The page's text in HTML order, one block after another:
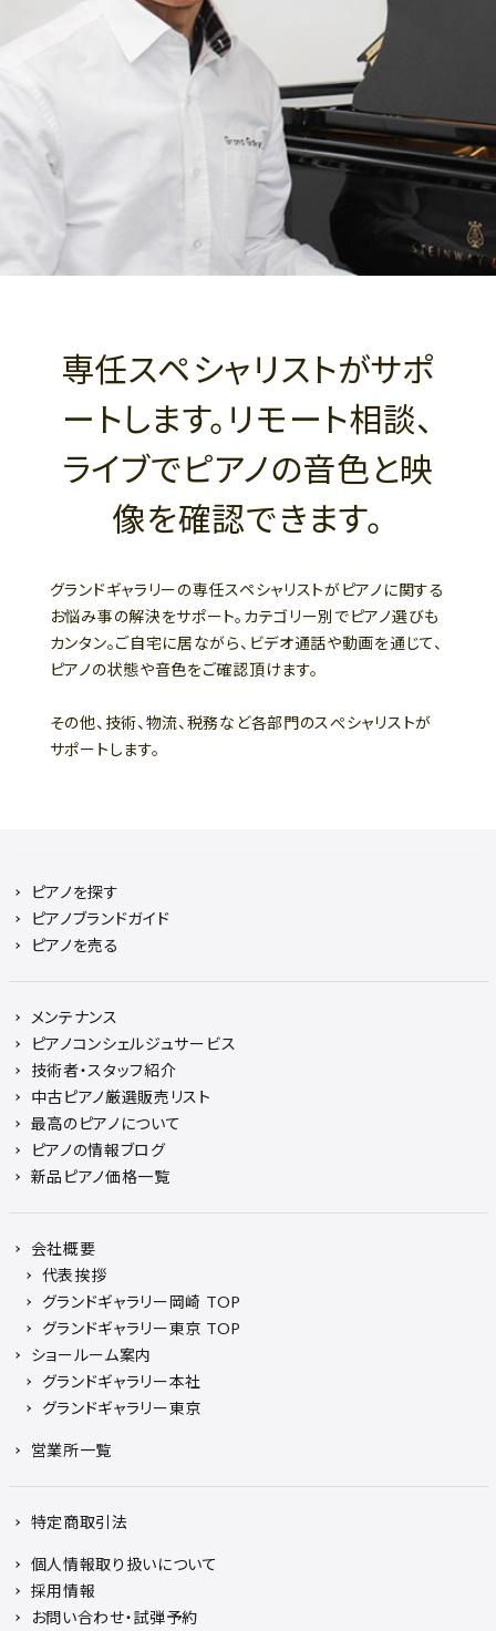
専任スペシャリストがサポ
ートします。リモート相談、
ライブでピアノの音色と映
像を確認できます。
グランドギャラリーの専任スペシャリストがピアノに関する
お悩み事の解決をサポート。カテゴリー別でピアノ選びも
カンタン。ご自宅に居ながら、ビデオ通話や動画を通じて、
ピアノの状態や音色をご確認頂けます。
その他、技術、物流、税務など各部門のスぺシャリストが
サポートします。
ピアノを探す
ピアノブランドガイド
ピアノを売る
メンテナンス
ピアノコンシェルジュサービス
技術者・スタッフ紹介
中古ピアノ厳選販売リスト
最高のピアノについて
ピアノの情報ブログ
新品ピアノ価格一覧
会社概要
代表挨拶
グランドギャラリー岡崎 TOP
グランドギャラリー東京 TOP
ショールーム案内
グランドギャラリー本社
グランドギャラリー東京
営業所一覧
特定商取引法
個人情報取り扱いについて
採用情報
お問い合わせ・試弾予約